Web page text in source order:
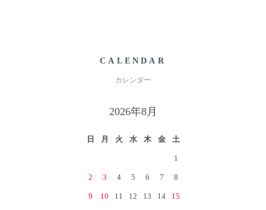
CALENDAR
カレンダー
2026年8月
日 月 火 水 木 金 土
1
2 3 4 5 6 7 8
9 10 11 12 13 14 15